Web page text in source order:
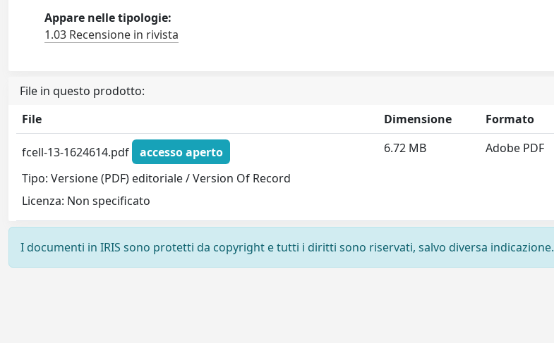
Appare nelle tipologie:
1.03 Recensione in rivista
File in questo prodotto:
File
Dimensione Formato
fcell-13-1624614.pdf
accesso aperto
Tipo: Versione (PDF) editoriale / Version Of Record
Licenza: Non specificato
6.72 MB Adobe PDF
I documenti in IRIS sono protetti da copyright e tutti i diritti sono riservati, salvo diversa indicazione.